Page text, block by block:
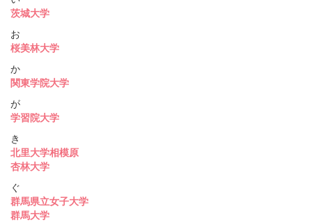
茨城大学
お
桜美林大学
か
関東学院大学
が
学習院大学
き
北里大学相模原
杏林大学
ぐ
群馬県立女子大学
群馬大学